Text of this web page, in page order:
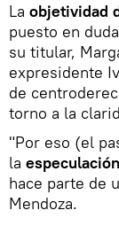
La objetividad
puesto en
su titular,
expresidente
de
torno a la
"Por eso (el
la
hace parte de
Mendoza.